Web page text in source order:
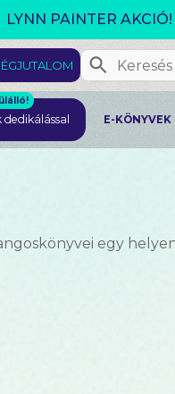
LEGVADABB
E-KÖNYVEK
egy